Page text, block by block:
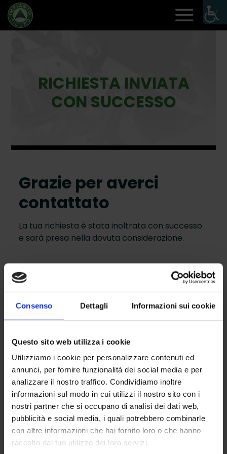
Consenso Dettagli Informazioni sui cookie
Questo sito web utilizza i cookie
Utilizziamo i cookie per personalizzare contenuti ed
annunci, per fornire funzionalità dei social media e per
analizzare il nostro traffico. Condividiamo inoltre
informazioni sul modo in cui utilizzi il nostro sito con i
nostri partner che si occupano di analisi dei dati web,
pubblicità e social media, i quali potrebbero combinarle
con altre informazioni che hai fornito loro o che hanno
raccolto dal tuo utilizzo dei loro servizi.
RICHIESTA INVIATA
CON SUCCESSO
Grazie per averci
contattato
La tua richiesta è stata inoltrata con successo
e sarà presa nella dovuta considerazione.
Impianto Sicuro identifica l’innovativo servizio di
manutenzione dedicato ad ascensori e scale mobili di
qualsiasi marca.